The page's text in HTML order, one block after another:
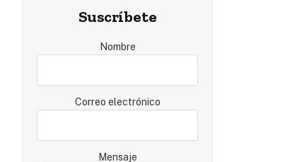
Suscríbete
Nombre
Correo electrónico
Mensaje